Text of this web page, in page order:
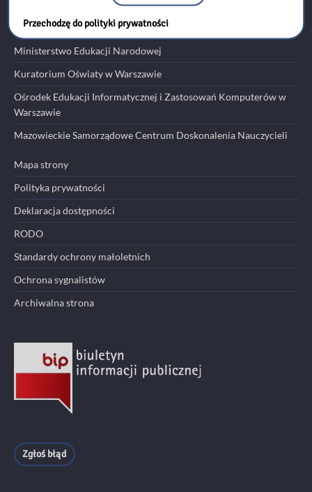
Przydatne linki
Ministerstwo Edukacji Narodowej
Kuratorium Oświaty w Warszawie
Ośrodek Edukacji Informatycznej i Zastosowań Komputerów w
Warszawie
Mazowieckie Samorządowe Centrum Doskonalenia Nauczycieli
Mapa strony
Polityka prywatności
Deklaracja dostępności
RODO
Standardy ochrony małoletnich
Ochrona sygnalistów
Archiwalna strona
Zgłoś błąd
Przechodzę do polityki prywatności